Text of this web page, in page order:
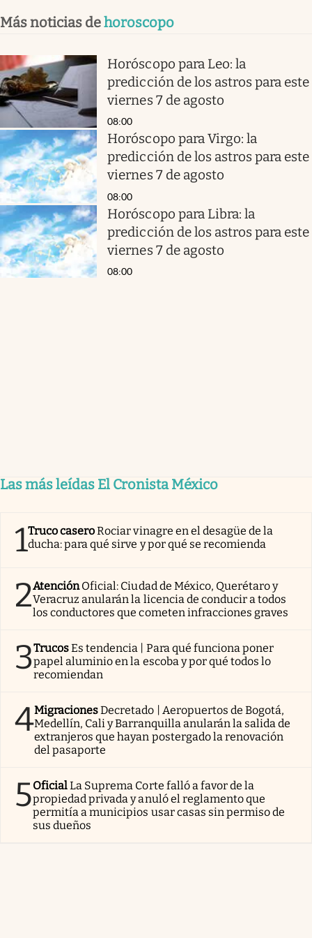
Más noticias dehoroscopo
Horóscopo para Leo: la
predicción de los astros para este
viernes 7 de agosto
08:00
Horóscopo para Virgo: la
predicción de los astros para este
viernes 7 de agosto
08:00
Horóscopo para Libra: la
predicción de los astros para este
viernes 7 de agosto
08:00
Las más leídas El Cronista México
1Truco caseroRociar vinagre en el desagüe de la
ducha: para qué sirve y por qué se recomienda
2AtenciónOficial: Ciudad de México, Querétaro y
Veracruz anularán la licencia de conducir a todos
los conductores que cometen infracciones graves
3TrucosEs tendencia | Para qué funciona poner
papel aluminio en la escoba y por qué todos lo
recomiendan
4MigracionesDecretado | Aeropuertos de Bogotá,
Medellín, Cali y Barranquilla anularán la salida de
extranjeros que hayan postergado la renovación
del pasaporte
5OficialLa Suprema Corte falló a favor de la
propiedad privada y anuló el reglamento que
permitía a municipios usar casas sin permiso de
sus dueños